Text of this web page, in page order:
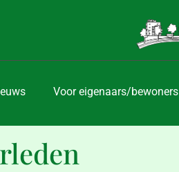
Voor eigenaars/bewoners